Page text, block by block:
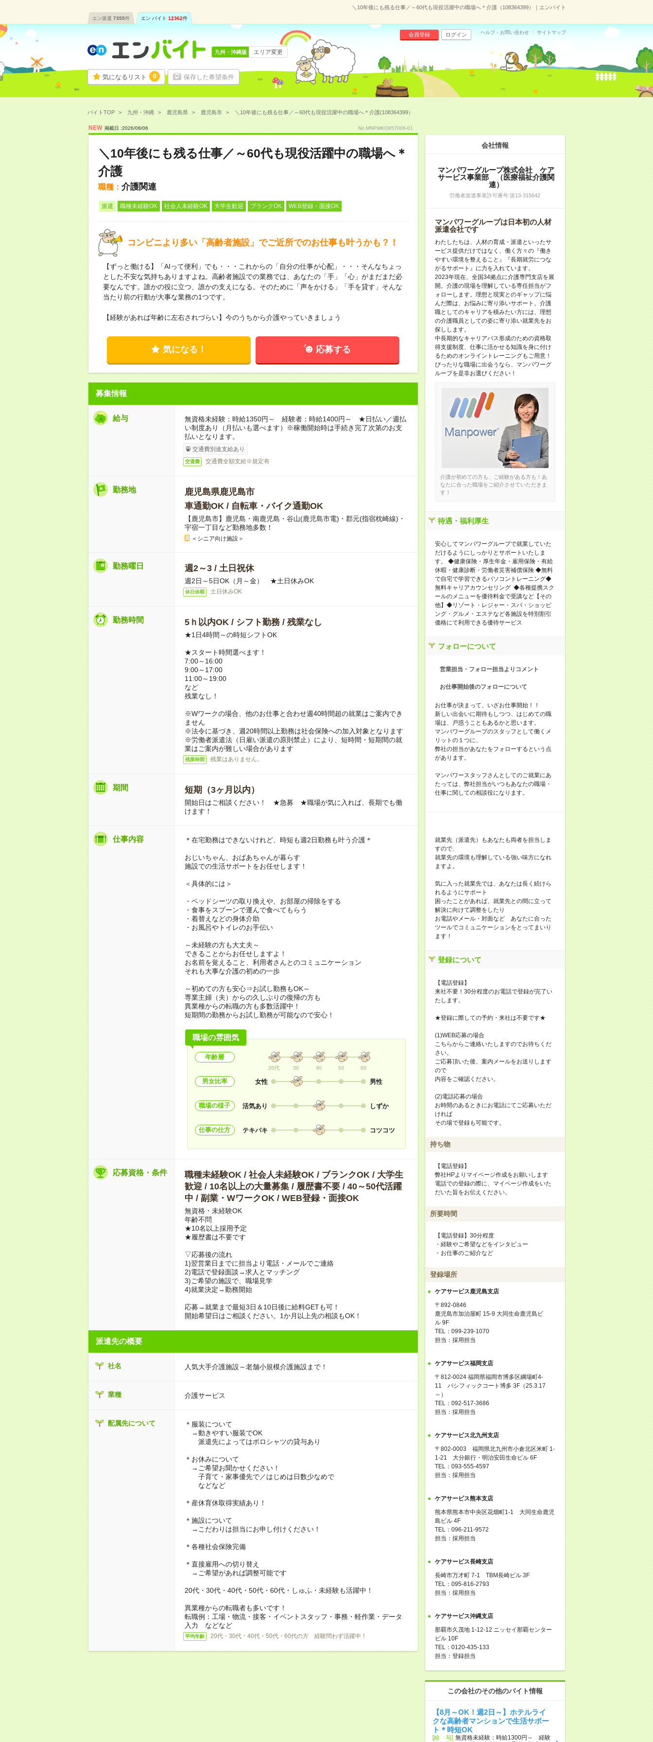
＼10年後にも残る仕事／～60代も現役活躍中の職場へ＊介護（108364399）｜エンバイト
エン派遣 7355件 エン バイト 12362件
気になるリスト 0 保存した希望条件
会員登録 ログイン ヘルプ・お問い合わせ サイトマップ
九州・沖縄版 エリア変更
バイトTOP 九州・沖縄 鹿児島県 鹿児島市 ＼10年後にも残る仕事／～60代も現役活躍中の職場へ＊介護(108364399）
NEW 掲載日 :2026/08/06 No.MNPWKO857006-01
＼10年後にも残る仕事／～60代も現役活躍中の職場へ＊
介護
職種： 介護関連
派遣 職種未経験OK 社会人未経験OK 大学生歓迎 ブランクOK WEB登録・面接OK
コンビニより多い「高齢者施設」でご近所でのお仕事も叶うかも？！
【ずっと働ける】「AIって便利」でも・・・これからの「自分の仕事が心配」・・・そんなちょっ
とした不安な気持ちありますよね。高齢者施設での業務では、あなたの「手」「心」がまだまだ必
要なんです。誰かの役に立つ、誰かの支えになる。そのために「声をかける」「手を貸す」そんな
当たり前の行動が大事な業務の1つです。
【経験があれば年齢に左右されづらい】今のうちから介護やっていきましょう
気になる！ 応募する
募集情報
給与
無資格未経験：時給1350円～ 経験者：時給1400円～ ★日払い／週払
い制度あり（月払いも選べます）※稼働開始時は手続き完了次第のお支
払いとなります。
交通費別途支給あり
交通費 交通費全額支給※規定有
勤務地
鹿児島県鹿児島市
車通勤OK / 自転車・バイク通勤OK
【鹿児島市】鹿児島・南鹿児島・谷山(鹿児島市電)・郡元(指宿枕崎線)・
宇宿一丁目など勤務地多数！
＜シニア向け施設＞
勤務曜日 週2～3 / 土日祝休
週2日～5日OK（月～金） ★土日休みOK
休日休暇 土日休みOK
勤務時間 5ｈ以内OK / シフト勤務 / 残業なし
★1日4時間～の時短シフトOK
★スタート時間選べます！
7:00～16:00
9:00～17:00
11:00～19:00
など
残業なし！
※Wワークの場合、他のお仕事と合わせ週40時間超の就業はご案内でき
ません
※法令に基づき、週20時間以上勤務は社会保険への加入対象となります
※労働者派遣法（日雇い派遣の原則禁止）により、短時間・短期間の就
業はご案内が難しい場合があります
残業時間 残業はありません。
期間 短期（3ヶ月以内）
開始日はご相談ください！ ★急募 ★職場が気に入れば、長期でも働
けます！
仕事内容 ＊在宅勤務はできないけれど、時短も週2日勤務も叶う介護＊
おじいちゃん、おばあちゃんが暮らす
施設での生活サポートをお任せします！
＜具体的には＞
・ベッドシーツの取り換えや、お部屋の掃除をする
・食事をスプーンで運んで食べてもらう
・着替えなどの身体介助
・お風呂やトイレのお手伝い
～未経験の方も大丈夫～
できることからお任せしますよ！
お名前を覚えること、利用者さんとのコミュニケーション
それも大事な介護の初めの一歩
～初めての方も安心⇒お試し勤務もOK～
専業主婦（夫）からの久しぶりの復帰の方も
異業種からの転職の方も多数活躍中！
短期間の勤務からお試し勤務が可能なので安心！
職場の雰囲気
年齢層
20代 30 40 50 60
男女比率 女性 男性
職場の様子 活気あり しずか
仕事の仕方 テキパキ コツコツ
応募資格・条件
職種未経験OK / 社会人未経験OK / ブランクOK / 大学生
歓迎 / 10名以上の大量募集 / 履歴書不要 / 40～50代活躍
中 / 副業・WワークOK / WEB登録・面接OK
無資格・未経験OK
年齢不問
★10名以上採用予定
★履歴書は不要です
▽応募後の流れ
1)翌営業日までに担当より電話・メールでご連絡
2)電話で登録面談→求人とマッチング
3)ご希望の施設で、職場見学
4)就業決定→勤務開始
応募→就業まで最短3日＆10日後に給料GETも可！
開始希望日はご相談ください。1か月以上先の相談もOK！
派遣先の概要
社名 人気大手介護施設～老舗小規模介護施設まで！
業種 介護サービス
配属先について
＊服装について
→動きやすい服装でOK
派遣先によってはポロシャツの貸与あり
＊お休みについて
→ご希望お聞かせください！
子育て・家事優先で／はじめは日数少なめで
などなど
＊産休育休取得実績あり！
＊施設について
→こだわりは担当にお申し付けください！
＊各種社会保険完備
＊直接雇用への切り替え
→ご希望があれば調整可能です
20代・30代・40代・50代・60代・しゅふ・未経験も活躍中！
異業種からの転職者も多いです！
転職例：工場・物流・接客・イベントスタッフ・事務・軽作業・データ
入力 などなど
平均年齢 20代・30代・40代・50代・60代の方 経験問わず活躍中！
会社情報
マンパワーグループ株式会社 ケア
サービス事業部 （医療福祉介護関
連）
労働者派遣事業許可番号:派13-315642
マンパワーグループは日本初の人材
派遣会社です
わたしたちは、人材の育成・派遣といったサ
ービス提供だけではなく、働く方々の『働き
やすい環境を整えること』『長期就労につな
がるサポート』に力を入れています。
2023年現在、全国34拠点に介護専門支店を展
開。介護の現場を理解している専任担当がフ
ォローします。理想と現実とのギャップに悩
んだ際は、お悩みに寄り添いサポート。介護
職としてのキャリアを積みたい方には、理想
の介護職員としての姿に寄り添い就業先をお
探しします。
中長期的なキャリアパス形成のための資格取
得支援制度、仕事に活かせる知識を身に付け
るためのオンライントレーニングもご用意！
ぴったりな職場に出会うなら、マンパワーグ
ループを是非お選びください！
介護が初めての方も、ご経験がある方も！あ
なたに合った職場をご紹介させていただきま
す！
待遇・福利厚生
安心してマンパワーグループで就業していた
だけるようにしっかりとサポートいたしま
す。 ◆健康保険・厚生年金・雇用保険・有給
休暇・健康診断・労働者災害補償保険 ◆無料
で自宅で学習できるパソコントレーニング◆
無料キャリアカウンセリング ◆各種提携スク
ールのメニューを優待料金で受講など【その
他】◆リゾート・レジャー・スパ・ショッピ
ング・グルメ・エステなど各施設を特別割引
価格にて利用できる優待サービス
フォローについて
営業担当・フォロー担当よりコメント
お仕事開始後のフォローについて
お仕事が決まって、いざお仕事開始！！
新しい出会いに期待もしつつ、はじめての職
場は、戸惑うこともあるかと思います。
マンパワーグループのスタッフとして働くメ
リットの１つに、
弊社の担当があなたをフォローするという点
があります。
マンパワースタッフさんとしてのご就業にあ
たっては、弊社担当がいつもあなたの職場・
仕事に関しての相談役になります。
就業先（派遣先）もあなたも両者を担当しま
すので、
就業先の環境も理解している強い味方になれ
ますよ。
気に入った就業先では、あなたは長く続けら
れるようにサポート
困ったことがあれば、就業先との間に立って
解決に向けて調整をしたり
お電話やメール・対面など あなたに合った
ツールでコミュニケーションをとってまいり
ます！
登録について
【電話登録】
来社不要！30分程度のお電話で登録が完了い
たします。
★登録に際しての予約・来社は不要です★
(1)WEB応募の場合
こちらからご連絡いたしますのでお待ちくだ
さい。
ご応募頂いた後、案内メールをお送りします
ので
内容をご確認ください。
(2)電話応募の場合
お時間のあるときにお電話にてご応募いただ
ければ
その場で登録も可能です。
持ち物
【電話登録】
弊社HPよりマイページ作成をお願いします
電話での登録の際に、マイページ作成をいた
だいた旨をお伝えください。
所要時間
【電話登録】30分程度
・経験やご希望などをインタビュー
・お仕事のご紹介など
登録場所
ケアサービス鹿児島支店
〒892-0846
鹿児島市加治屋町 15-9 大同生命鹿児島ビ
ル 9F
TEL：099-239-1070
担当：採用担当
ケアサービス福岡支店
〒812-0024 福岡県福岡市博多区綱場町4-
11 パシフィックコート博多 3F（25.3.17
～）
TEL：092-517-3686
担当：採用担当
ケアサービス北九州支店
〒802-0003 福岡県北九州市小倉北区米町 1-
1-21 大分銀行・明治安田生命ビル 6F
TEL：093-555-4597
担当：採用担当
ケアサービス熊本支店
熊本県熊本市中央区花畑町1-1 大同生命鹿児
島ビル 4F
TEL：096-211-9572
担当：採用担当
ケアサービス長崎支店
長崎市万才町 7-1 TBM長崎ビル 3F
TEL：095-816-2793
担当：採用担当
ケアサービス沖縄支店
那覇市久茂地 1-12-12 ニッセイ那覇センター
ビル 10F
TEL：0120-435-133
担当：登録担当
この会社のその他のバイト情報
【8月～OK！週2日～】ホテルライ
クな高齢者マンションで生活サポー
ト＊時短OK
[給 与] 無資格未経験：時給1300円～ 経験